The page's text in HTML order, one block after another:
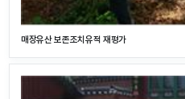
매장유산 보존조치유적 재평가